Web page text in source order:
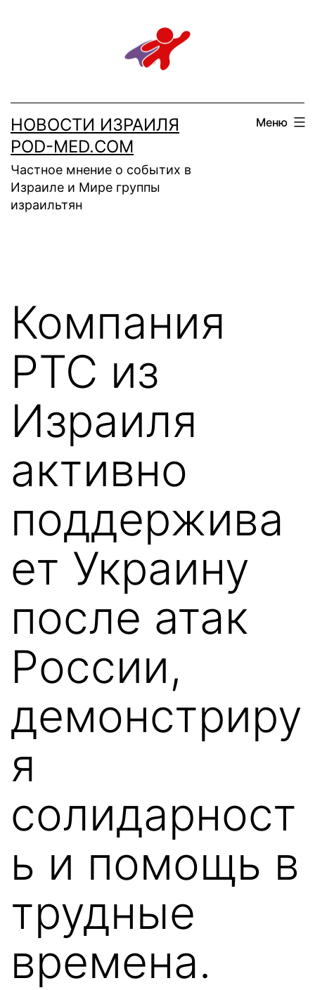
НОВОСТИ ИЗРАИЛЯ
POD-MED.COM
Частное мнение о событих в
Израиле и Мире группы
израильтян
Меню
Компания
PTC из
Израиля
активно
поддержива
ет Украину
после атак
России,
демонстриру
я
солидарност
ь и помощь в
трудные
времена.